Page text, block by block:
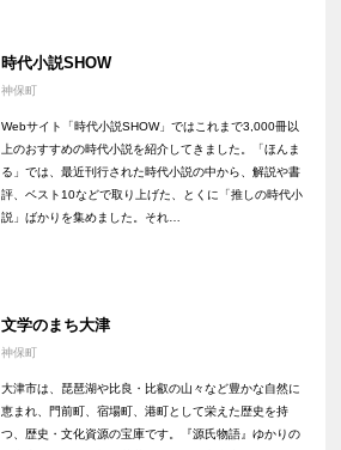
時代小説SHOW
神保町
Webサイト「時代小説SHOW」ではこれまで3,000冊以
上のおすすめの時代小説を紹介してきました。「ほんま
る」では、最近刊行された時代小説の中から、解説や書
評、ベスト10などで取り上げた、とくに「推しの時代小
説」ばかりを集めました。それ…
文学のまち大津
神保町
大津市は、琵琶湖や比良・比叡の山々など豊かな自然に
恵まれ、門前町、宿場町、港町として栄えた歴史を持
つ、歴史・文化資源の宝庫です。『源氏物語』ゆかりの